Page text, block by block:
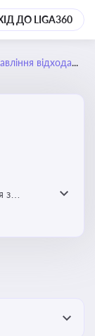
ДО LIGA360
відходами
з
та